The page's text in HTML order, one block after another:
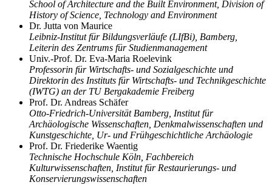
School of Architecture and the Built Environment, Division of
History of Science, Technology and Environment
Dr. Jutta von Maurice
Leibniz-Institut für Bildungsverläufe (LIfBi), Bamberg,
Leiterin des Zentrums für Studienmanagement
Univ.-Prof. Dr. Eva-Maria Roelevink
Professorin für Wirtschafts- und Sozialgeschichte und
Direktorin des Instituts für Wirtschafts- und Technikgeschichte
(IWTG) an der TU Bergakademie Freiberg
Prof. Dr. Andreas Schäfer
Otto-Friedrich-Universität Bamberg, Institut für
Archäologische Wissenschaften, Denkmalwissenschaften und
Kunstgeschichte, Ur- und Frühgeschichtliche Archäologie
Prof. Dr. Friederike Waentig
Technische Hochschule Köln, Fachbereich
Kulturwissenschaften, Institut für Restaurierungs- und
Konservierungswissenschaften